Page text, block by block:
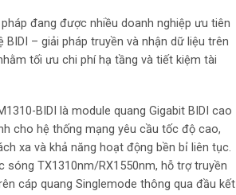
đang được nhiều doanh nghiệp ưu tiên
BIDI – giải pháp truyền và nhận dữ liệu trên
tối ưu chi phí hạ tầng và tiết kiệm tài
BIDI là module quang Gigabit BIDI cao
cho hệ thống mạng yêu cầu tốc độ cao,
xa và khả năng hoạt động bền bỉ liên tục.
sóng TX1310nm/RX1550nm, hỗ trợ truyền
cáp quang Singlemode thông qua đầu kết